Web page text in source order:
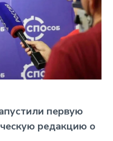
первую
редакцию о